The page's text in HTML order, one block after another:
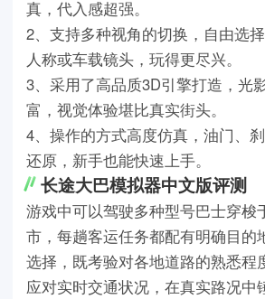
真，代入感超强。
2、支持多种视角的切换，自由选
人称或车载镜头，玩得更尽兴。
3、采用了高品质3D引擎打造，光
富，视觉体验堪比真实街头。
4、操作的方式高度仿真，油门、
还原，新手也能快速上手。
长途大巴模拟器中文版评测
游戏中可以驾驶多种型号巴士穿梭
市，每趟客运任务都配有明确目的
选择，既考验对各地道路的熟悉程
应对实时交通状况，在真实路况中